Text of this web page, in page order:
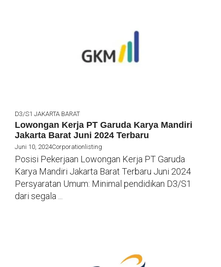
D3/S1 JAKARTA BARAT
Lowongan Kerja PT Garuda Karya Mandiri
Jakarta Barat Juni 2024 Terbaru
Juni 10, 2024Corporationlisting
Posisi Pekerjaan Lowongan Kerja PT Garuda
Karya Mandiri Jakarta Barat Terbaru Juni 2024
Persyaratan Umum: Minimal pendidikan D3/S1
dari segala ...